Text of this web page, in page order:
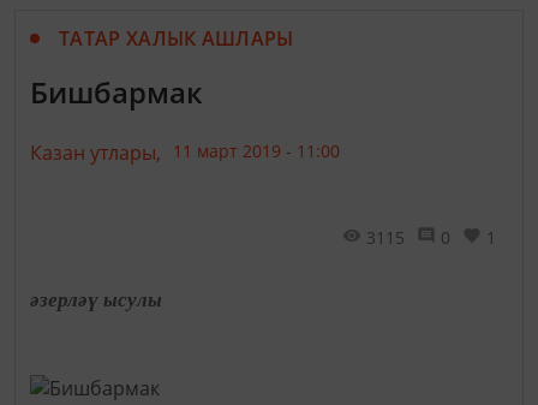
ТАТАР ХАЛЫК АШЛАРЫ
Бишбармак
Казан утлары, 11 март 2019 - 11:00
3115 0 1
әзерләү ысулы